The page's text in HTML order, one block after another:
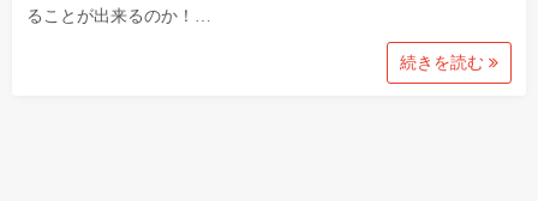
ることが出来るのか！…
続きを読む